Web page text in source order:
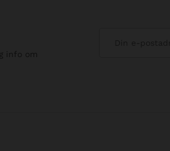
info om